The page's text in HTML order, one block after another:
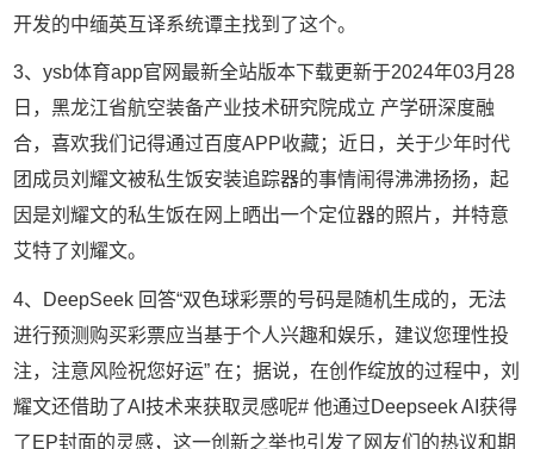
开发的中缅英互译系统谭主找到了这个。
3、ysb体育app官网最新全站版本下载更新于2024年03月28
日，黑龙江省航空装备产业技术研究院成立 产学研深度融
合，喜欢我们记得通过百度APP收藏；近日，关于少年时代
团成员刘耀文被私生饭安装追踪器的事情闹得沸沸扬扬，起
因是刘耀文的私生饭在网上晒出一个定位器的照片，并特意
艾特了刘耀文。
4、DeepSeek 回答“双色球彩票的号码是随机生成的，无法
进行预测购买彩票应当基于个人兴趣和娱乐，建议您理性投
注，注意风险祝您好运” 在；据说，在创作绽放的过程中，刘
耀文还借助了AI技术来获取灵感呢# 他通过Deepseek AI获得
了EP封面的灵感，这一创新之举也引发了网友们的热议和期